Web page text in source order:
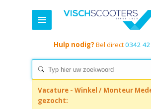
Hulp nodig? Bel direct0342
Vacature - Winkel / Monteur
gezocht: